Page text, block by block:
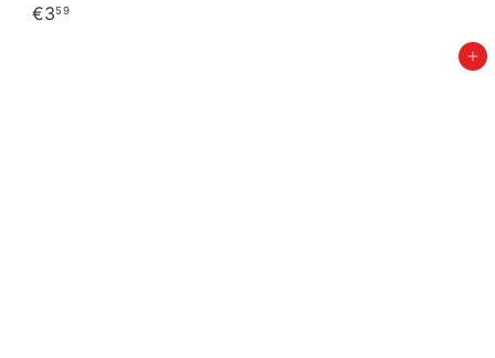
€359
Įdėti į krepšelį